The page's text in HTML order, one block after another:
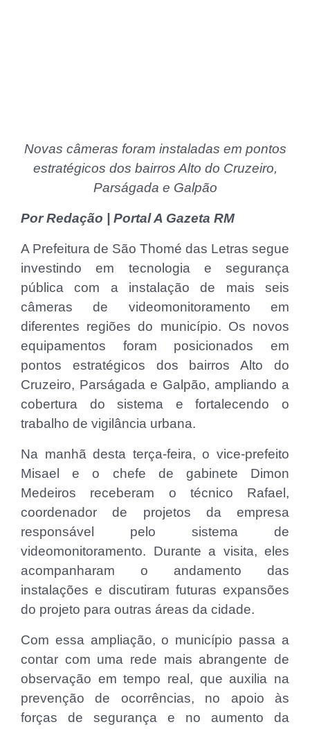
Novas câmeras foram instaladas em pontos
estratégicos dos bairros Alto do Cruzeiro,
Parságada e Galpão
Por Redação | Portal A Gazeta RM
A Prefeitura de São Thomé das Letras segue
investindo em tecnologia e segurança
pública com a instalação de mais seis
câmeras de videomonitoramento em
diferentes regiões do município. Os novos
equipamentos foram posicionados em
pontos estratégicos dos bairros Alto do
Cruzeiro, Parságada e Galpão, ampliando a
cobertura do sistema e fortalecendo o
trabalho de vigilância urbana.
Na manhã desta terça-feira, o vice-prefeito
Misael e o chefe de gabinete Dimon
Medeiros receberam o técnico Rafael,
coordenador de projetos da empresa
responsável pelo sistema de
videomonitoramento. Durante a visita, eles
acompanharam o andamento das
instalações e discutiram futuras expansões
do projeto para outras áreas da cidade.
Com essa ampliação, o município passa a
contar com uma rede mais abrangente de
observação em tempo real, que auxilia na
prevenção de ocorrências, no apoio às
forças de segurança e no aumento da